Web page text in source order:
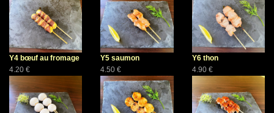
Y4 bœuf au fromage
4.20 €
Y5 saumon
4.50 €
Y6 thon
4.90 €